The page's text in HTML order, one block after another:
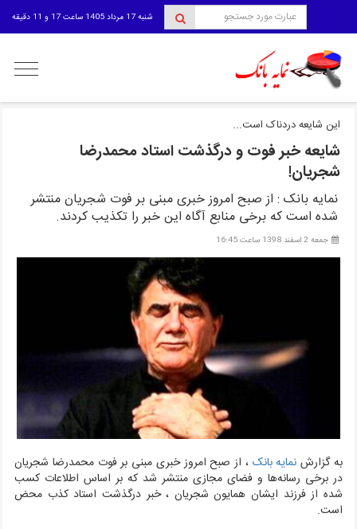
شنبه 17 مرداد 1405 ساعت 17 و 11 دقیقه
منوی
این شایعه دردناک است...
شایعه خبر فوت و درگذشت استاد محمدرضا
شجریان!
نمایه بانک : از صبح امروز خبری مبنی بر فوت شجریان منتشر
شده است که برخی منابع آگاه این خبر را تکذیب کردند.
جمعه 2 اسفند 1398 ساعت 16:45
به گزارشنمایه بانک، از صبح امروز خبری مبنی بر فوت محمدرضا شجریان
در برخی رسانه‌ها و فضای مجازی منتشر شد که بر اساس اطلاعات کسب
شده از فرزند ایشان همایون شجریان ، خبر درگذشت استاد کذب محض
است.